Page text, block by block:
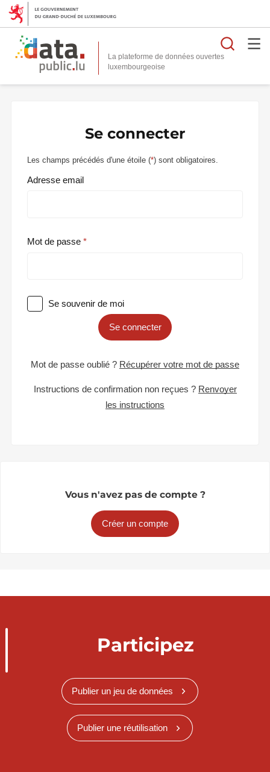
La plateforme de données ouvertes
Se connecter
Les champs précédés d'une étoile (*) sont obligatoires.
Adresse email
Mot de passe
Se souvenir de moi
Se connecter
Mot de passe oublié ? Récupérer votre mot de passe
Instructions de confirmation non reçues ? Renvoyer
les instructions
Vous n'avez pas de compte ?
Créer un compte
Participez
Publier un jeu de données
Publier une réutilisation